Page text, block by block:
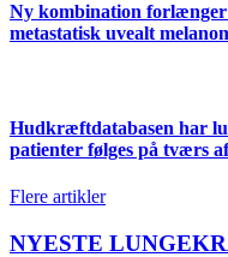
Ny kombination
metastatisk uvealt
Hudkræftdatabasen har
patienter følges på tværs
Flere artikler
NYESTE